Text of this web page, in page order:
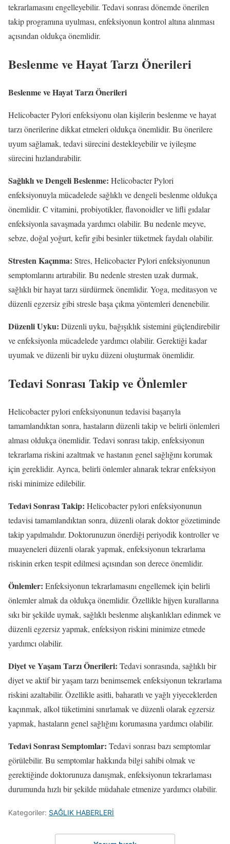
tekrarlamasını engelleyebilir. Tedavi sonrası dönemde önerilen
takip programına uyulması, enfeksiyonun kontrol altına alınması
açısından oldukça önemlidir.
Beslenme ve Hayat Tarzı Önerileri
Beslenme ve Hayat Tarzı Önerileri
Helicobacter Pylori enfeksiyonu olan kişilerin beslenme ve hayat
tarzı önerilerine dikkat etmeleri oldukça önemlidir. Bu önerilere
uyum sağlamak, tedavi sürecini destekleyebilir ve iyileşme
sürecini hızlandırabilir.
Sağlıklı ve Dengeli Beslenme: Helicobacter Pylori
enfeksiyonuyla mücadelede sağlıklı ve dengeli beslenme oldukça
önemlidir. C vitamini, probiyotikler, flavonoidler ve lifli gıdalar
enfeksiyonla savaşmada yardımcı olabilir. Bu nedenle meyve,
sebze, doğal yoğurt, kefir gibi besinler tüketmek faydalı olabilir.
Stresten Kaçınma: Stres, Helicobacter Pylori enfeksiyonunun
semptomlarını artırabilir. Bu nedenle stresten uzak durmak,
sağlıklı bir hayat tarzı sürdürmek önemlidir. Yoga, meditasyon ve
düzenli egzersiz gibi stresle başa çıkma yöntemleri denenebilir.
Düzenli Uyku: Düzenli uyku, bağışıklık sistemini güçlendirebilir
ve enfeksiyonla mücadelede yardımcı olabilir. Gerektiği kadar
uyumak ve düzenli bir uyku düzeni oluşturmak önemlidir.
Tedavi Sonrası Takip ve Önlemler
Helicobacter pylori enfeksiyonunun tedavisi başarıyla
tamamlandıktan sonra, hastaların düzenli takip ve belirli önlemleri
alması oldukça önemlidir. Tedavi sonrası takip, enfeksiyonun
tekrarlama riskini azaltmak ve hastanın genel sağlığını korumak
için gereklidir. Ayrıca, belirli önlemler alınarak tekrar enfeksiyon
riski minimize edilebilir.
Tedavi Sonrası Takip: Helicobacter pylori enfeksiyonunun
tedavisi tamamlandıktan sonra, düzenli olarak doktor gözetiminde
takip yapılmalıdır. Doktorunuzun önerdiği periyodik kontroller ve
muayeneleri düzenli olarak yapmak, enfeksiyonun tekrarlama
riskinin erken tespit edilmesi açısından son derece önemlidir.
Önlemler: Enfeksiyonun tekrarlamasını engellemek için belirli
önlemler almak da oldukça önemlidir. Özellikle hijyen kurallarına
sıkı bir şekilde uymak, sağlıklı beslenme alışkanlıkları edinmek ve
düzenli egzersiz yapmak, enfeksiyon riskini minimize etmede
yardımcı olabilir.
Diyet ve Yaşam Tarzı Önerileri: Tedavi sonrasında, sağlıklı bir
diyet ve aktif bir yaşam tarzı benimsemek enfeksiyonun tekrarlama
riskini azaltabilir. Özellikle asitli, baharatlı ve yağlı yiyeceklerden
kaçınmak, alkol tüketimini sınırlamak ve düzenli olarak egzersiz
yapmak, hastaların genel sağlığını korumasına yardımcı olabilir.
Tedavi Sonrası Semptomlar: Tedavi sonrası bazı semptomlar
görülebilir. Bu semptomlar hakkında bilgi sahibi olmak ve
gerektiğinde doktorunuza danışmak, enfeksiyonun tekrarlaması
durumunda hızlı bir şekilde müdahale etmenize yardımcı olabilir.
Kategoriler: SAĞLIK HABERLERİ